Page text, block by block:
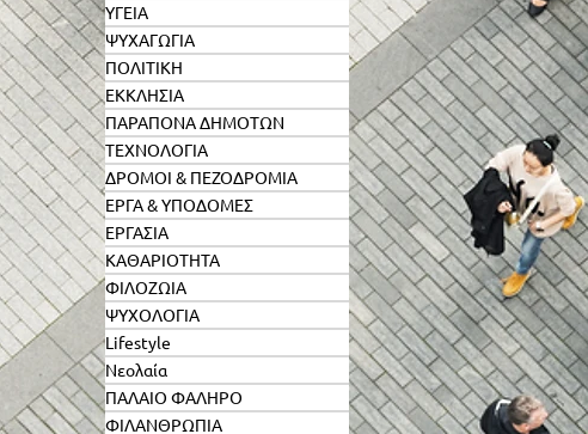
ΥΓΕΙΑ
ΨΥΧΑΓΩΓΙΑ
ΠΟΛΙΤΙΚΗ
ΕΚΚΛΗΣΙΑ
ΠΑΡΑΠΟΝΑ ΔΗΜΟΤΩΝ
ΤΕΧΝΟΛΟΓΙΑ
ΔΡΟΜΟΙ & ΠΕΖΟΔΡΟΜΙΑ
ΕΡΓΑ & ΥΠΟΔΟΜΕΣ
ΕΡΓΑΣΙΑ
ΚΑΘΑΡΙΟΤΗΤΑ
ΦΙΛΟΖΩΙΑ
ΨΥΧΟΛΟΓΙΑ
Lifestyle
Νεολαία
ΠΑΛΑΙΟ ΦΑΛΗΡΟ
ΦΙΛΑΝΘΡΩΠΙΑ